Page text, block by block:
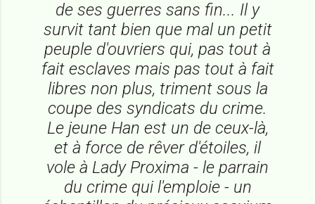
de ses guerres sans fin... Il y
survit tant bien que mal un petit
peuple d'ouvriers qui, pas tout à
fait esclaves mais pas tout à fait
libres non plus, triment sous la
coupe des syndicats du crime.
Le jeune Han est un de ceux-là,
et à force de rêver d'étoiles, il
vole à Lady Proxima - le parrain
du crime qui l'emploie - un